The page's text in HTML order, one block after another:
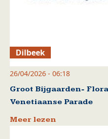
Dilbeek
26/04/2026 - 06:18
Groot Bijgaarden-
Venetiaanse Parade
Meer lezen